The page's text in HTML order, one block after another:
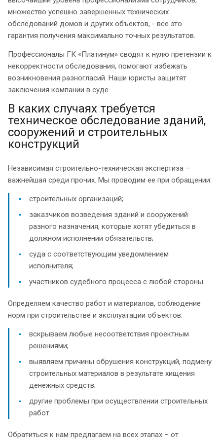
множество успешно завершенных технических
обследований домов и других объектов, - все это
гарантия получения максимально точных результатов.
Профессионалы ГК «Платинум» сводят к нулю претензии к
некорректности обследования, помогают избежать
возникновения разногласий. Наши юристы защитят
заключения компании в суде.
В каких случаях требуется
техническое обследование зданий,
сооружений и строительных
конструкций
Независимая строительно-техническая экспертиза –
важнейшая среди прочих. Мы проводим ее при обращении:
строительных организаций;
заказчиков возведения зданий и сооружений
разного назначения, которые хотят убедиться в
должном исполнении обязательств;
суда с соответствующим уведомлением
исполнителя;
участников судебного процесса с любой стороны.
Определяем качество работ и материалов, соблюдение
норм при строительстве и эксплуатации объектов:
вскрываем любые несоответствия проектным
решениями;
выявляем причины обрушения конструкций, подмену
строительных материалов в результате хищения
денежных средств;
другие проблемы при осуществлении строительных
работ.
Обратиться к нам предлагаем на всех этапах – от